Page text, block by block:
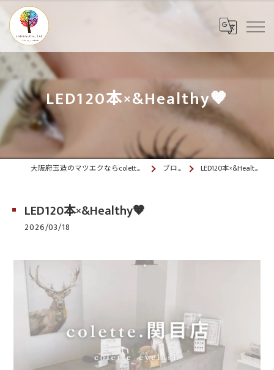
LED120本×&Healthy🧡
大阪府玉造のマツエクならcolette. 玉造 ブログ LED120本×&Healthy🧡
LED120本×&Healthy🧡
2026/03/18